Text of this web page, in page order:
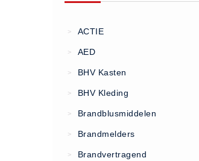
Bedrijfsnoodplannen
Inspectiecentrale
Ons Team
Nieuws
> ACTIE
> AED
> BHV Kasten
> BHV Kleding
> Brandblusmiddelen
> Brandmelders
> Brandvertragend